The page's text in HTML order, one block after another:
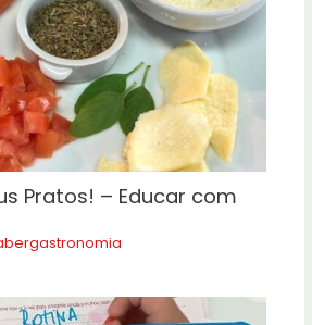
Pratos! – Educar com